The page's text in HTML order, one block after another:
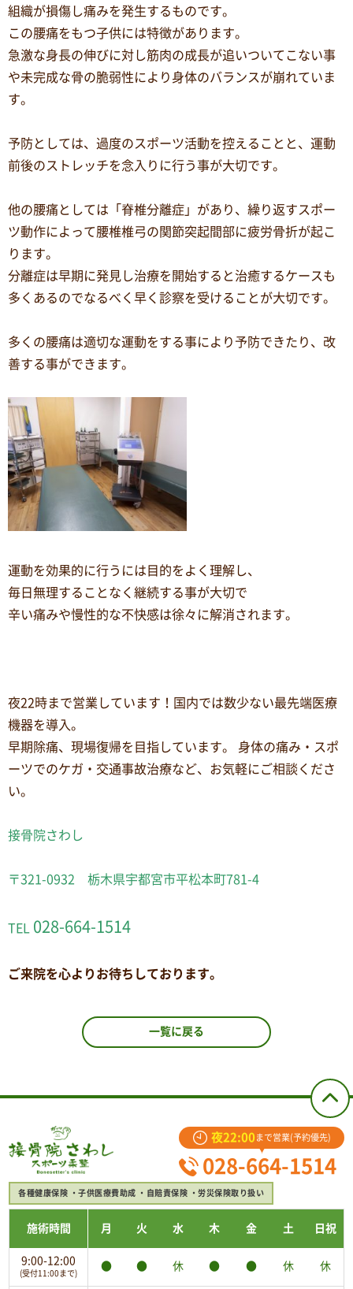
組織が損傷し痛みを発生するものです。
この腰痛をもつ子供には特徴があります。
急激な身長の伸びに対し筋肉の成長が追いついてこない事
や未完成な骨の脆弱性により身体のバランスが崩れていま
す。
予防としては、過度のスポーツ活動を控えることと、運動
前後のストレッチを念入りに行う事が大切です。
他の腰痛としては「脊椎分離症」があり、繰り返すスポー
ツ動作によって腰椎椎弓の関節突起間部に疲労骨折が起こ
ります。
分離症は早期に発見し治療を開始すると治癒するケースも
多くあるのでなるべく早く診察を受けることが大切です。
多くの腰痛は適切な運動をする事により予防できたり、改
善する事ができます。
運動を効果的に行うには目的をよく理解し、
毎日無理することなく継続する事が大切で
辛い痛みや慢性的な不快感は徐々に解消されます。
夜22時まで営業しています！国内では数少ない最先端医療
機器を導入。
早期除痛、現場復帰を目指しています。 身体の痛み・スポ
ーツでのケガ・交通事故治療など、お気軽にご相談くださ
い。
接骨院さわし
〒321-0932 栃木県宇都宮市平松本町781-4
TEL 028-664-1514
ご来院を心よりお待ちしております。
一覧に戻る
夜22:00 まで営業(予約優先)
028-664-1514
各種健康保険 子供医療費助成 自賠責保険 労災保険取り扱い
施術時間 月 火 水 木 金 土 日祝
9:00-12:00
(受付11:00まで)
● ● 休 ● ● 休 休